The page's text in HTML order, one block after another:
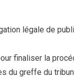
légale de
finaliser la
du greffe du